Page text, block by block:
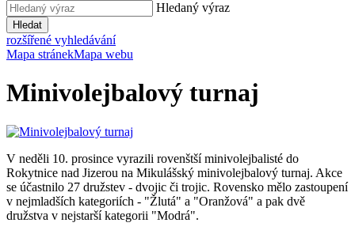
Hledaný výraz
Hledat
rozšířené vyhledávání
Mapa stránekMapa webu
Minivolejbalový turnaj
V neděli 10. prosince vyrazili rovenštší minivolejbalisté do
Rokytnice nad Jizerou na Mikulášský minivolejbalový turnaj. Akce
se účastnilo 27 družstev - dvojic či trojic. Rovensko mělo zastoupení
v nejmladších kategoriích - "Žlutá" a "Oranžová" a pak dvě
družstva v nejstarší kategorii "Modrá".